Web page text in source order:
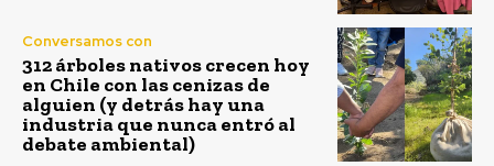
Conversamos con
312 árboles nativos crecen hoy
en Chile con las cenizas de
alguien (y detrás hay una
industria que nunca entró al
debate ambiental)